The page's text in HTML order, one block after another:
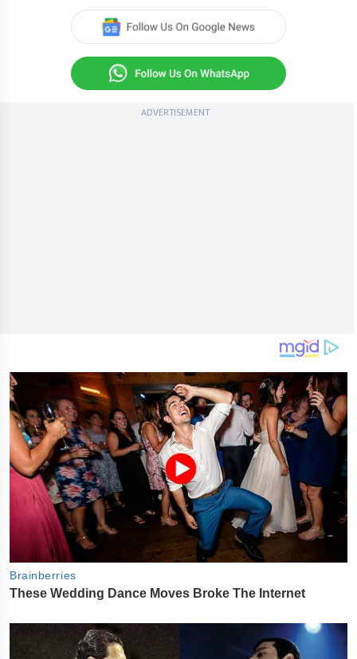
ADVERTISEMENT